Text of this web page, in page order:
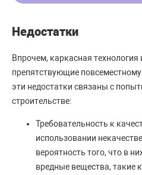
Недостатки
Впрочем, каркасная технология
препятствующие
эти недостатки связаны с
строительстве:
Требовательность к
использовании
вероятность того, что в
вредные вещества, такие